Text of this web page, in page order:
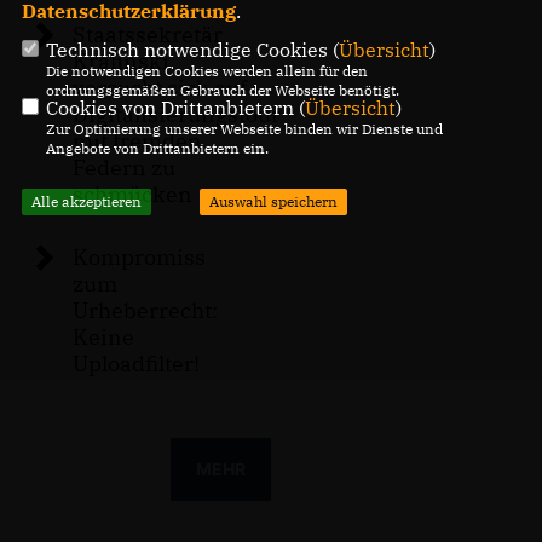
Kralinski
versucht sich auf
Digitalisierungstour
mit fremden
schmücken
Datenschutzerklärung.
Technisch notwendige Cookies (Übersicht)
Die notwendigen Cookies werden allein für den
ordnungsgemäßen Gebrauch der Webseite benötigt.
Cookies von Drittanbietern (Übersicht)
Zur Optimierung unserer Webseite binden wir Dienste und
Angebote von Drittanbietern ein.
Alle akzeptieren Auswahl speichern